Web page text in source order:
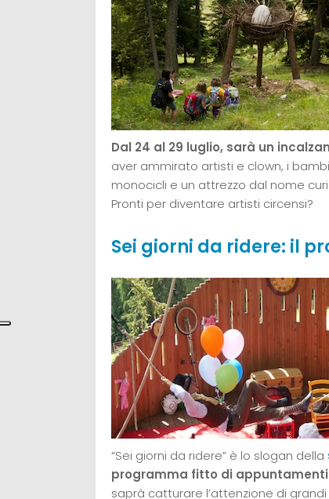
Dal 24 al 29 luglio, sarà un
aver ammirato artisti e clown, i
monocicli e un attrezzo dal nome
Pronti per diventare artisti circensi?
Sei giorni da ridere: il
“Sei giorni da ridere” è lo slogan della
programma fitto di appuntamenti
saprà catturare l’attenzione di